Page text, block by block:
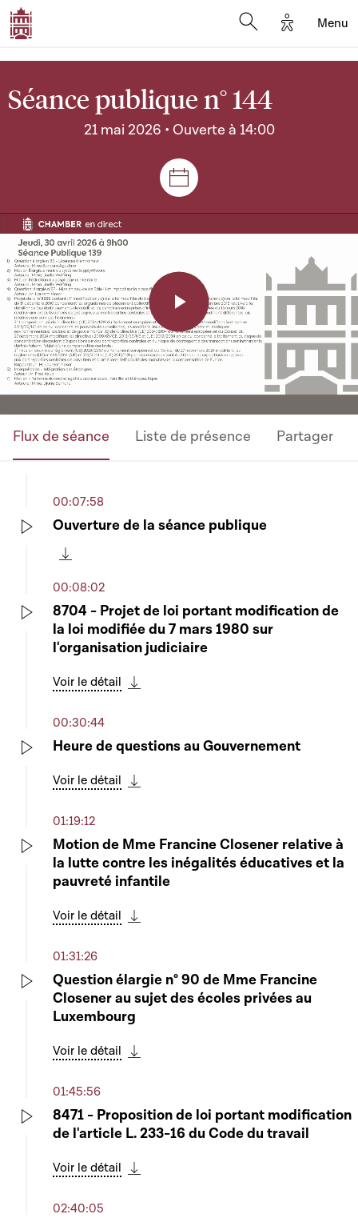
Options
Menu
Séance publique n° 144
21 mai 2026 • Ouverte à 14:00
Séances et réunions
Play
Video
Flux de séance Liste de présence Partager
00:07:58
Ouverture de la séance publique
00:08:02
8704 - Projet de loi portant modification de
la loi modifiée du 7 mars 1980 sur
l'organisation judiciaire
Voir le détail
00:30:44
Heure de questions au Gouvernement
Voir le détail
01:19:12
Motion de Mme Francine Closener relative à
la lutte contre les inégalités éducatives et la
pauvreté infantile
Voir le détail
01:31:26
Question élargie n° 90 de Mme Francine
Closener au sujet des écoles privées au
Luxembourg
Voir le détail
01:45:56
8471 - Proposition de loi portant modification
de l'article L. 233-16 du Code du travail
Voir le détail
02:40:05